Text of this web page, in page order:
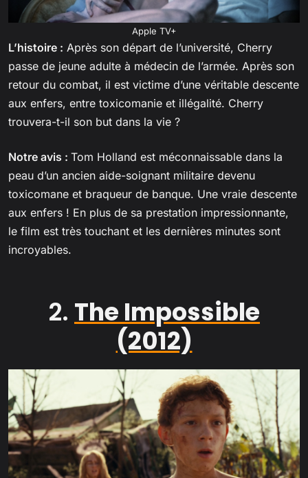
Apple TV+
L’histoire : Après son départ de l’université, Cherry
passe de jeune adulte à médecin de l’armée. Après son
retour du combat, il est victime d’une véritable descente
aux enfers, entre toxicomanie et illégalité. Cherry
trouvera-t-il son but dans la vie ?
Notre avis : Tom Holland est méconnaissable dans la
peau d’un ancien aide-soignant militaire devenu
toxicomane et braqueur de banque. Une vraie descente
aux enfers ! En plus de sa prestation impressionnante,
le film est très touchant et les dernières minutes sont
incroyables.
2. The Impossible
(2012)